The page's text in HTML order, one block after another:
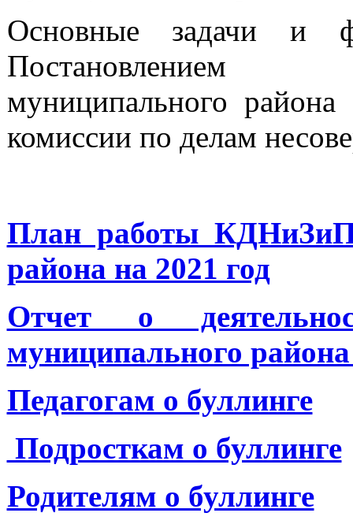
Основные задачи и
Постановлением
муниципального
комиссии по делам
План работы КДНиЗиП
района на 2021 год
Отчет о
муниципального района
Педагогам о буллинге
Подросткам о буллинге
Родителям о буллинге